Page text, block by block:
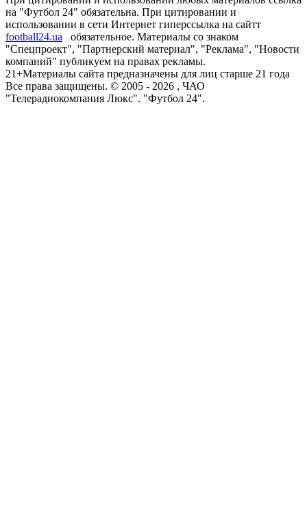
на "Футбол 24" обязательна. При цитировании и
использовании в сети Интернет гиперссылка на сайтт
football24.ua
обязательное. Материалы со знаком
"Спецпроект", "Партнерский материал", "Реклама", "Новости
компаний" публикуем на правах рекламы.
21+Материалы сайта предназначены для лиц старше 21 года
Все права защищены. © 2005 - 2026 , ЧАО
"Телерадиокомпания Люкс". "Футбол 24".